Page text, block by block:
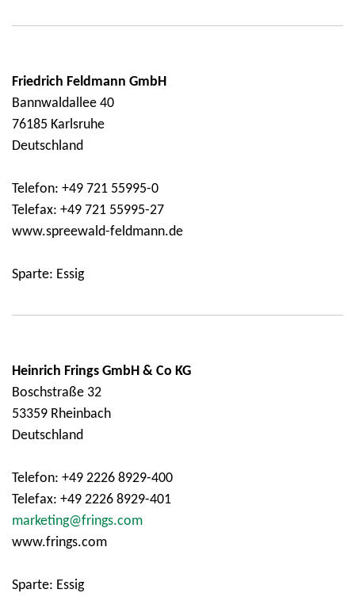
Friedrich Feldmann GmbH
Bannwaldallee 40
76185 Karlsruhe
Deutschland
Telefon: +49 721 55995-0
Telefax: +49 721 55995-27
www.spreewald-feldmann.de
Sparte: Essig
Heinrich Frings GmbH & Co KG
Boschstraße 32
53359 Rheinbach
Deutschland
Telefon: +49 2226 8929-400
Telefax: +49 2226 8929-401
marketing@frings.com
www.frings.com
Sparte: Essig